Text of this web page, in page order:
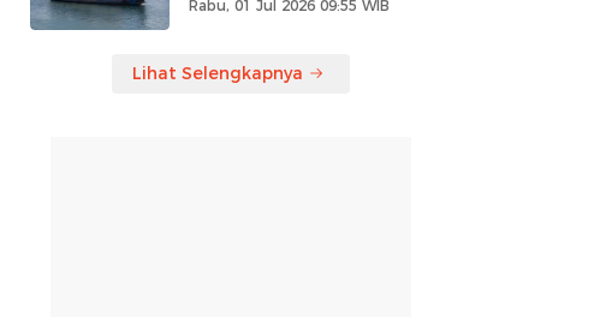
Rabu, 01 Jul 2026 09:55 WIB
Lihat Selengkapnya